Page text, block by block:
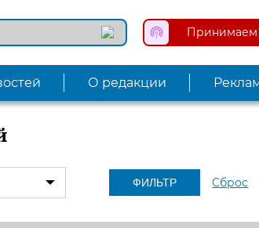
Принимаем
О редакции
ФИЛЬТР Сброс